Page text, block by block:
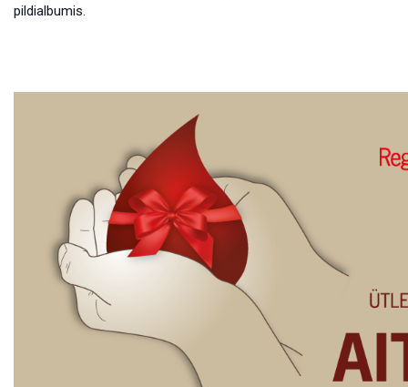
pildialbumis.